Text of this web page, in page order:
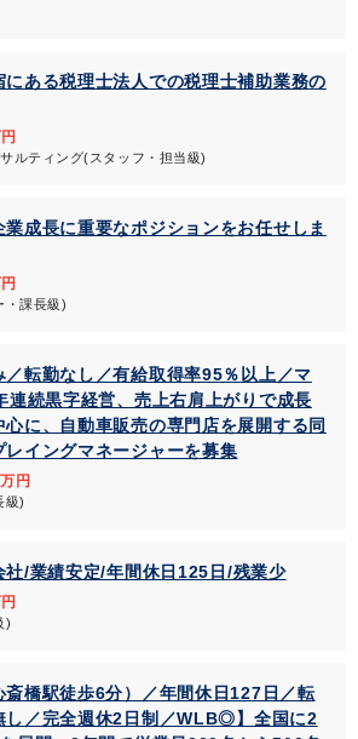
にある税理士法人での税理士補助業務の
ルティング(スタッフ・担当級)
成長に重要なポジションをお任せしま
・課長級)
／転勤なし／有給取得率95％以上／マ
連続黒字経営、売上右肩上がりで成長
に、自動車販売の専門店を展開する同
イングマネージャーを募集
円
級)
社/業績安定/年間休日125日/残業少
)
斎橋駅徒歩6分）／年間休日127日／転
し／完全週休2日制／WLB◎】全国に2